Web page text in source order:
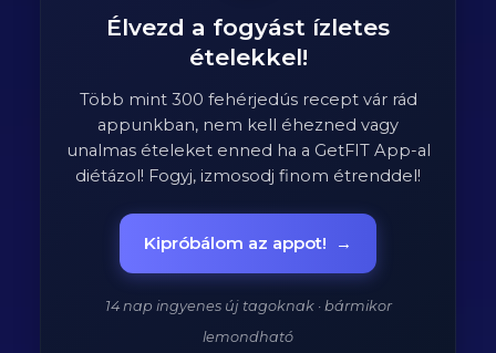
Élvezd a fogyást ízletes
ételekkel!
Több mint 300 fehérjedús recept vár rád
appunkban, nem kell éhezned vagy
unalmas ételeket enned ha a GetFIT App-al
diétázol! Fogyj, izmosodj finom étrenddel!
Kipróbálom az appot! →
14 nap ingyenes új tagoknak · bármikor
lemondható